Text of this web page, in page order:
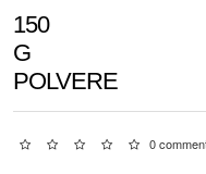
150
G
POLVERE
0